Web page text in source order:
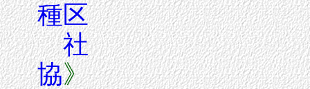
種区
社
協》